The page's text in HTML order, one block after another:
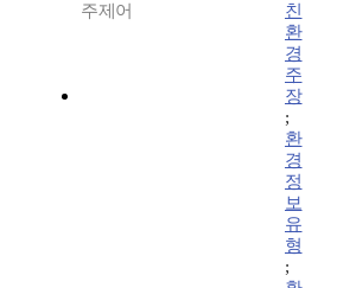
주제어
친
환
경
주
장
;
환
경
정
보
유
형
;